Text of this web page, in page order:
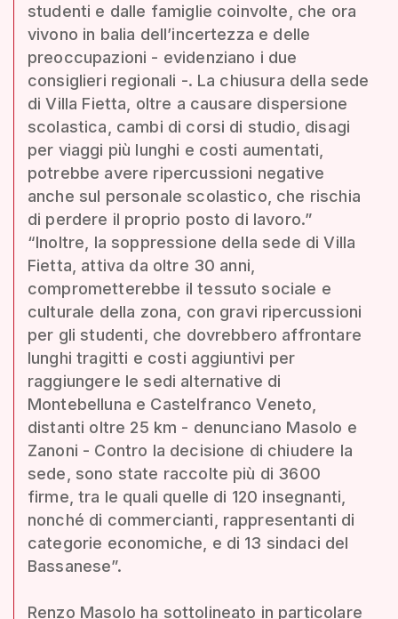
studenti e dalle famiglie coinvolte, che ora
vivono in balia dell’incertezza e delle
preoccupazioni - evidenziano i due
consiglieri regionali -. La chiusura della sede
di Villa Fietta, oltre a causare dispersione
scolastica, cambi di corsi di studio, disagi
per viaggi più lunghi e costi aumentati,
potrebbe avere ripercussioni negative
anche sul personale scolastico, che rischia
di perdere il proprio posto di lavoro.”
“Inoltre, la soppressione della sede di Villa
Fietta, attiva da oltre 30 anni,
comprometterebbe il tessuto sociale e
culturale della zona, con gravi ripercussioni
per gli studenti, che dovrebbero affrontare
lunghi tragitti e costi aggiuntivi per
raggiungere le sedi alternative di
Montebelluna e Castelfranco Veneto,
distanti oltre 25 km - denunciano Masolo e
Zanoni - Contro la decisione di chiudere la
sede, sono state raccolte più di 3600
firme, tra le quali quelle di 120 insegnanti,
nonché di commercianti, rappresentanti di
categorie economiche, e di 13 sindaci del
Bassanese”.
Renzo Masolo ha sottolineato in particolare